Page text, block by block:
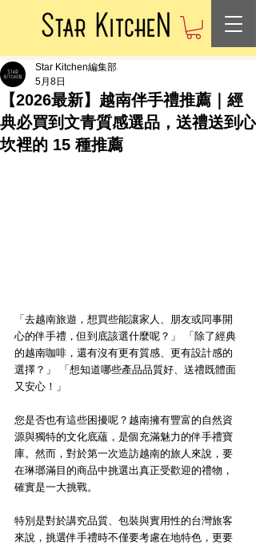
【2026最新】越南伴手禮推薦｜經
典必買到文青質感選品，送禮送到心
坎裡的 15 種推薦
Star Kitchen編集部
5月8日
「去越南旅遊，想買些能讓家人、朋友或同事開
心的伴手禮，但到底該選什麼呢？」 「除了經典
的越南咖啡，還有沒有更有質感、更有設計感的
選擇？」 「想知道哪些產品品質好、送禮既體面
又安心！」
您是否也有這些困擾呢？越南擁有豐富的自然資
源與獨特的文化底蘊，是個充滿魅力的伴手禮寶
庫。然而，對於第一次造訪越南的旅人來說，要
在琳瑯滿目的商品中挑選出真正受歡迎的禮物，
確實是一大挑戰。
特別是對於講究品質、包裝與實用性的台灣旅客
來說，挑選伴手禮時不僅要考慮在地特色，更要